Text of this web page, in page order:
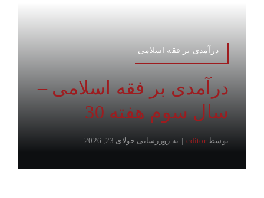
درآمدی بر فقه اسلامی
درآمدی بر فقه اسلامی –
سال سوم هفته 30
توسطeditor
| به روزرسانی جولای 23, 2026